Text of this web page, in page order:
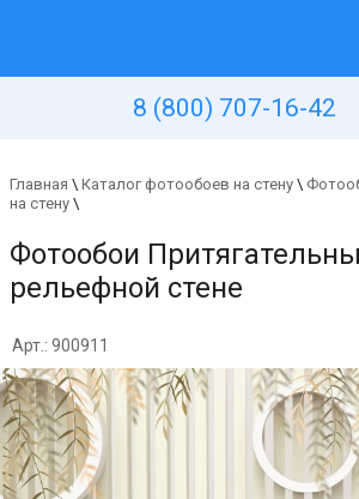
8 (800) 707-16-42
Главная \ Каталог фотообоев на стену \
на стену \
Фотообои
рельефной стене
Арт.: 900911